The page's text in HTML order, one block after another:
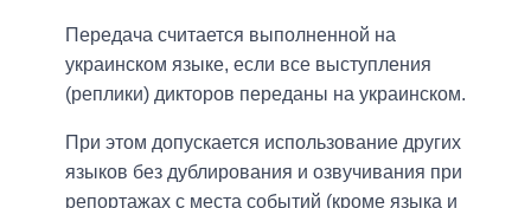
Передача считается выполненной на
украинском языке, если все выступления
(реплики) дикторов переданы на украинском.
При этом допускается использование других
языков без дублирования и озвучивания при
репортажах с места событий (кроме языка и